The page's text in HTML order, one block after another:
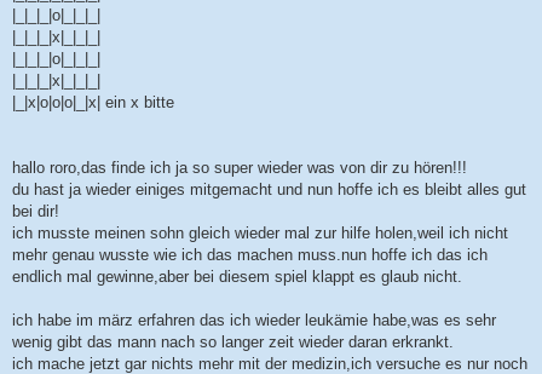
|_|_|_|o|_|_|_|
|_|_|_|x|_|_|_|
|_|_|_|o|_|_|_|
|_|_|_|x|_|_|_|
|_|x|o|o|o|_|x| ein x bitte
hallo roro,das finde ich ja so super wieder was von dir zu hören!!!
du hast ja wieder einiges mitgemacht und nun hoffe ich es bleibt alles gut
bei dir!
ich musste meinen sohn gleich wieder mal zur hilfe holen,weil ich nicht
mehr genau wusste wie ich das machen muss.nun hoffe ich das ich
endlich mal gewinne,aber bei diesem spiel klappt es glaub nicht.
ich habe im märz erfahren das ich wieder leukämie habe,was es sehr
wenig gibt das mann nach so langer zeit wieder daran erkrankt.
ich mache jetzt gar nichts mehr mit der medizin,ich versuche es nur noch